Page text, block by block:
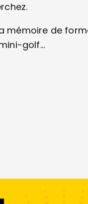
mémoire de
golf…